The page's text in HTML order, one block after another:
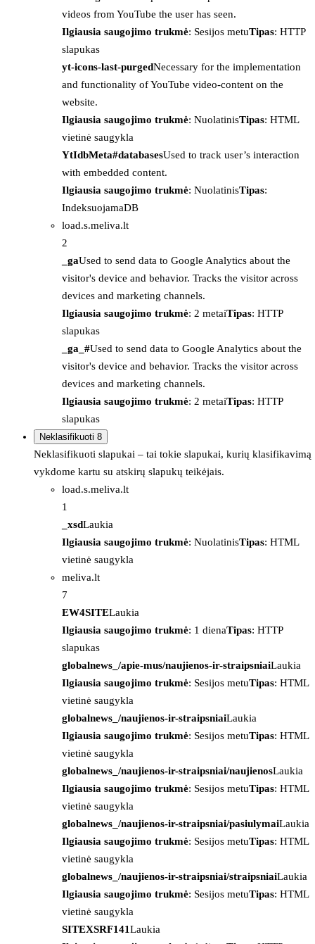
videos from YouTube the user has seen.
Ilgiausia saugojimo trukmė: Sesijos metuTipas: HTTP
slapukas
yt-icons-last-purgedNecessary for the implementation
and functionality of YouTube video-content on the
website.
Ilgiausia saugojimo trukmė: NuolatinisTipas: HTML
vietinė saugykla
YtIdbMeta#databasesUsed to track user’s interaction
with embedded content.
Ilgiausia saugojimo trukmė: NuolatinisTipas:
IndeksuojamaDB
load.s.meliva.lt
2
_gaUsed to send data to Google Analytics about the
visitor's device and behavior. Tracks the visitor across
devices and marketing channels.
Ilgiausia saugojimo trukmė: 2 metaiTipas: HTTP
slapukas
_ga_#Used to send data to Google Analytics about the
visitor's device and behavior. Tracks the visitor across
devices and marketing channels.
Ilgiausia saugojimo trukmė: 2 metaiTipas: HTTP
slapukas
Neklasifikuoti 8
Neklasifikuoti slapukai – tai tokie slapukai, kurių klasifikavimą
vykdome kartu su atskirų slapukų teikėjais.
load.s.meliva.lt
1
_xsdLaukia
Ilgiausia saugojimo trukmė: NuolatinisTipas: HTML
vietinė saugykla
meliva.lt
7
EW4SITELaukia
Ilgiausia saugojimo trukmė: 1 dienaTipas: HTTP
slapukas
globalnews_/apie-mus/naujienos-ir-straipsniaiLaukia
Ilgiausia saugojimo trukmė: Sesijos metuTipas: HTML
vietinė saugykla
globalnews_/naujienos-ir-straipsniaiLaukia
Ilgiausia saugojimo trukmė: Sesijos metuTipas: HTML
vietinė saugykla
globalnews_/naujienos-ir-straipsniai/naujienosLaukia
Ilgiausia saugojimo trukmė: Sesijos metuTipas: HTML
vietinė saugykla
globalnews_/naujienos-ir-straipsniai/pasiulymaiLaukia
Ilgiausia saugojimo trukmė: Sesijos metuTipas: HTML
vietinė saugykla
globalnews_/naujienos-ir-straipsniai/straipsniaiLaukia
Ilgiausia saugojimo trukmė: Sesijos metuTipas: HTML
vietinė saugykla
SITEXSRF141Laukia